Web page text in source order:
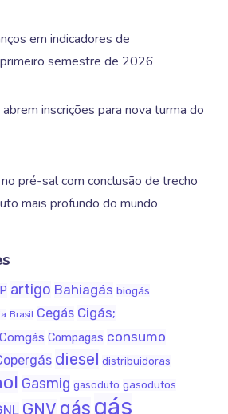
em indicadores de
semestre de 2026
inscrições para nova turma do
pré-sal com conclusão de trecho
mais profundo do mundo
artigo Bahiagás biogás
Brasil Cegás Cigás;
Comgás Compagas consumo
diesel distribuidoras
Gasmig gasoduto gasodutos
GNV gás gás